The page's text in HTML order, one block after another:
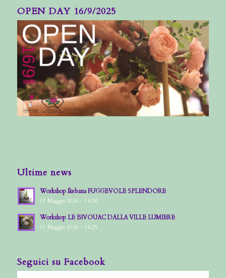
OPEN DAY 16/9/2025
Ultime news
Workshop Ikebana FUGGEVOLE SPLENDORE
11 Maggio 2026 - 14:30
Workshop LE BIVOUAC DALLA VILLE LUMIERE
11 Maggio 2026 - 14:25
Seguici su Facebook